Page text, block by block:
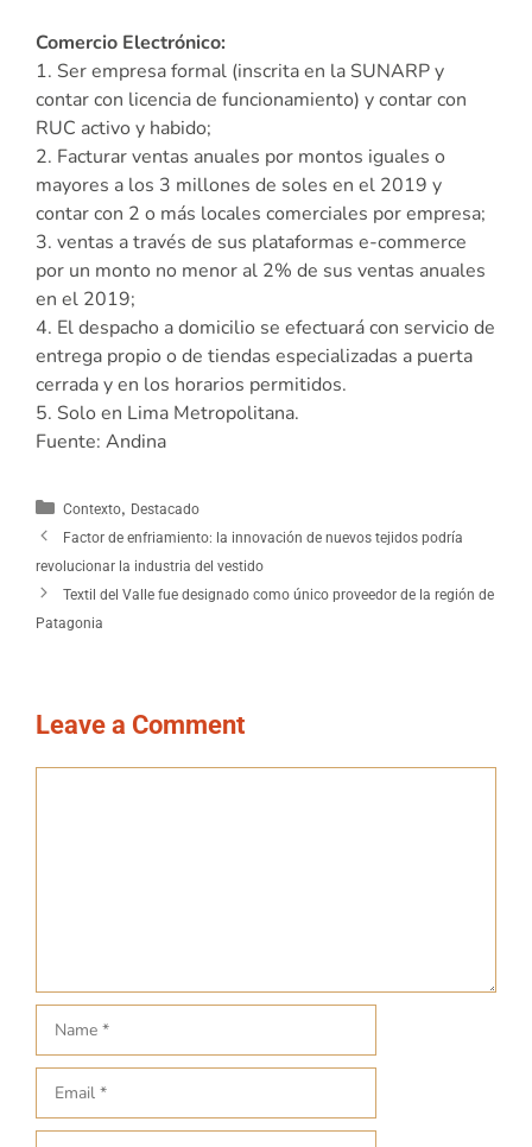
Comercio Electrónico:
1. Ser empresa formal (inscrita en la SUNARP y
contar con licencia de funcionamiento) y contar con
RUC activo y habido;
2. Facturar ventas anuales por montos iguales o
mayores a los 3 millones de soles en el 2019 y
contar con 2 o más locales comerciales por empresa;
3. ventas a través de sus plataformas e-commerce
por un monto no menor al 2% de sus ventas anuales
en el 2019;
4. El despacho a domicilio se efectuará con servicio de
entrega propio o de tiendas especializadas a puerta
cerrada y en los horarios permitidos.
5. Solo en Lima Metropolitana.
Fuente: Andina
Contexto, Destacado
Factor de enfriamiento: la innovación de nuevos tejidos podría
revolucionar la industria del vestido
Textil del Valle fue designado como único proveedor de la región de
Patagonia
Leave a Comment